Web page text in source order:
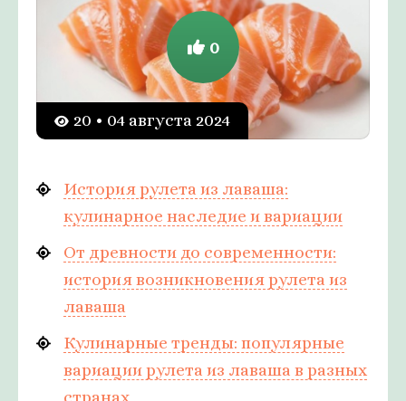
20 • 04 августа 2024
0
История рулета из лаваша:
кулинарное наследие и вариации
От древности до современности:
история возникновения рулета из
лаваша
Кулинарные тренды: популярные
вариации рулета из лаваша в разных